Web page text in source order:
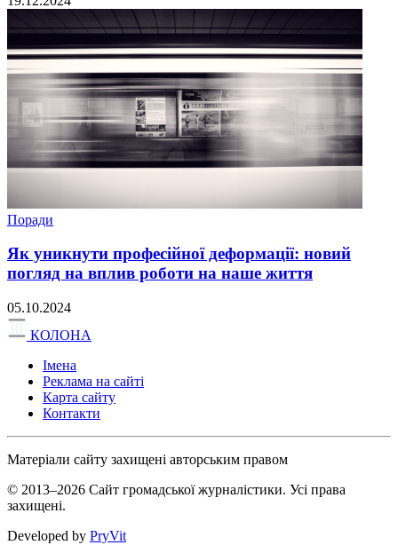
Поради
Як уникнути професійної деформації: новий
погляд на вплив роботи на наше життя
05.10.2024
КОЛОНА
Імена
Реклама на сайті
Карта сайту
Контакти
Матеріали сайту захищені авторським правом
© 2013–2026 Сайт громадської журналістики. Усі права
захищені.
Developed by PryVit